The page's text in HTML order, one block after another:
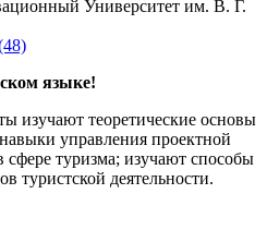
языке!
изучают теоретические основы
управления проектной
сфере туризма; изучают способы
туристской деятельности.